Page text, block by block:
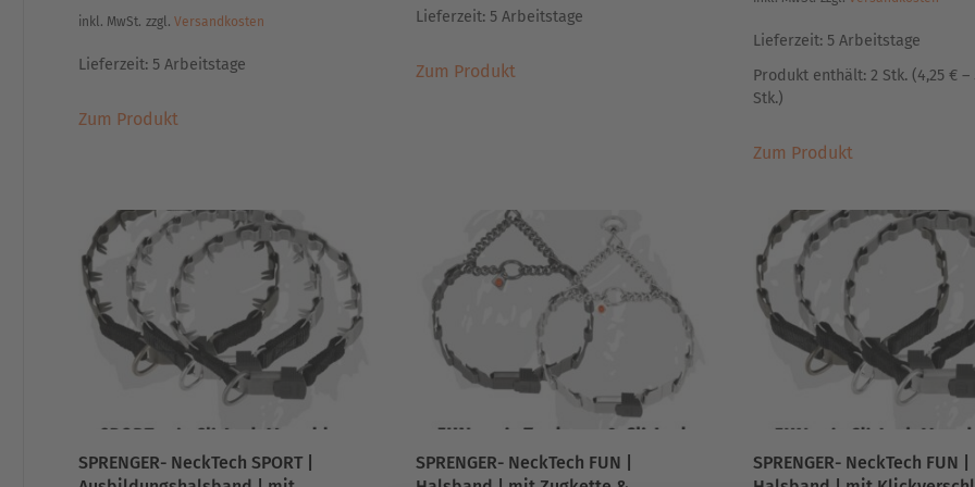
inkl. MwSt. zzgl. Versandkosten
Lieferzeit: 5 Arbeitstage
Zum ProduktProdukt
auf.
Die
Optionen
auf
der
Produktseite
gewählt
werden
Lieferzeit: 5 Arbeitstage
Zum ProduktProdukt
Optionen
können
auf
Produktseite
gewählt
werden
Lieferzeit: 5 Arbeitstage
Produkt enthält: 2 Stk. (4,25 € –
Stk.)
Zum ProduktProdukt
mehrere
Varianten
auf.
Die
Optionen
können
auf
der
werden
SPRENGER- NeckTech SPORT |
SPRENGER- NeckTech FUN |
SPRENGER- NeckTech FUN |